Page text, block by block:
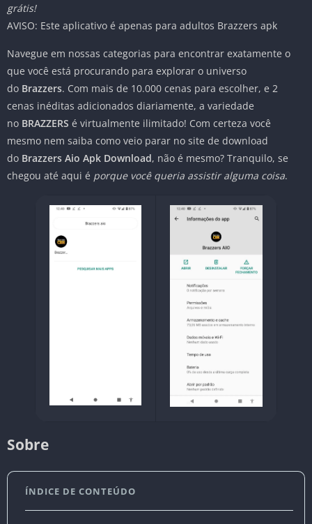
grátis!
AVISO: Este aplicativo é apenas para adultos Brazzers apk
Navegue em nossas categorias para encontrar exatamente o
que você está procurando para explorar o universo
do Brazzers. Com mais de 10.000 cenas para escolher, e 2
cenas inéditas adicionados diariamente, a variedade
no BRAZZERS é virtualmente ilimitado! Com certeza você
mesmo nem saiba como veio parar no site de download
do Brazzers Aio Apk Download, não é mesmo? Tranquilo, se
chegou até aqui é porque você queria assistir alguma coisa.
Sobre
ÍNDICE DE CONTEÚDO